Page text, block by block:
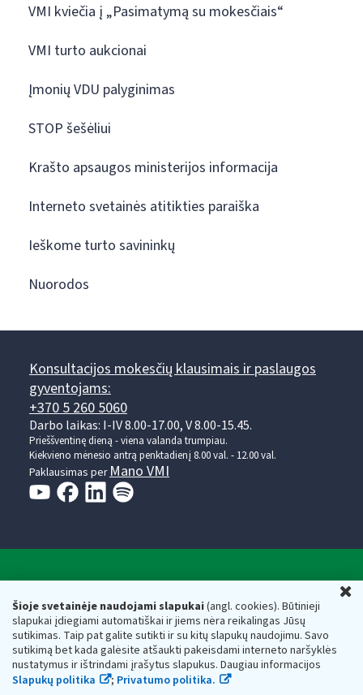
Šioje svetainėje naudojami slapukai(angl. cookies). Būtinieji
slapukai įdiegiami automatiškai ir jiems nėra reikalingas Jūsų
sutikimas. Taip pat galite sutikti ir su kitų slapukų naudojimu. Savo
sutikimą bet kada galėsite atšaukti pakeisdami interneto naršyklės
nustatymus ir ištrindami įrašytus slapukus. Daugiau informacijos
Slapukų politika
; Privatumo politika.
VMI kviečia į „Pasimatymą su mokesčiais“
VMI turto aukcionai
Įmonių VDU palyginimas
STOP šešėliui
Krašto apsaugos ministerijos informacija
Interneto svetainės atitikties paraiška
Ieškome turto savininkų
Nuorodos
Konsultacijos mokesčių klausimais ir paslaugos
gyventojams:
+370 5 260 5060
Darbo laikas: I-IV 8.00-17.00, V 8.00-15.45.
Prieššventinę dieną - viena valanda trumpiau.
Kiekvieno mėnesio antrą penktadienį 8.00 val. - 12.00 val.
Paklausimas per Mano VMI
Respublikos finansų ministerijos
Biudžetinė įstaiga. Juridinio asmens kodas — 188659752,
adresas: Vasario 16-osios g. 14, 01107 Vilnius, Lietuva, el.paštas:
vmi@vmi.lt, E. pristatymo dėžutės adresas 188659752
Duomenys apie Valstybinę mokesčių inspekciją prie Lietuvos
Respublikos finansų ministerijos kaupiami ir saugomi Juridinių